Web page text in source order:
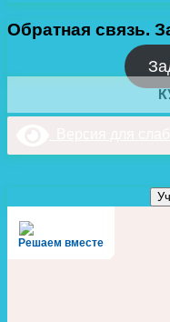
Обратная связь.
Решаем вместе